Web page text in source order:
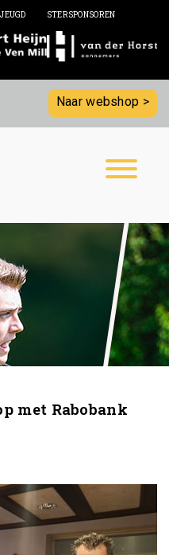
STERSPONSOREN
Naar webshop >
met Rabobank